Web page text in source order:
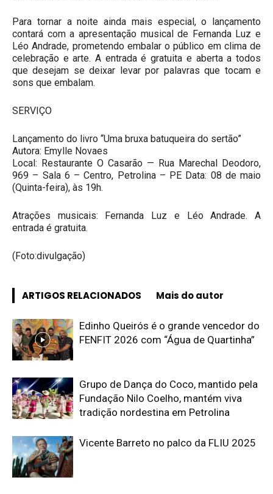
Para tornar a noite ainda mais especial, o lançamento
contará com a apresentação musical de Fernanda Luz e
Léo Andrade, prometendo embalar o público em clima de
celebração e arte. A entrada é gratuita e aberta a todos
que desejam se deixar levar por palavras que tocam e
sons que embalam.
SERVIÇO
Lançamento do livro “Uma bruxa batuqueira do sertão”
Autora: Emylle Novaes
Local: Restaurante O Casarão — Rua Marechal Deodoro,
969 – Sala 6 – Centro, Petrolina – PE Data: 08 de maio
(Quinta-feira), às 19h.
Atrações musicais: Fernanda Luz e Léo Andrade. A
entrada é gratuita.
(Foto:divulgação)
ARTIGOS RELACIONADOS Mais do autor
Edinho Queirós é o grande vencedor do
FENFIT 2026 com “Água de Quartinha”
Grupo de Dança do Coco, mantido pela
Fundação Nilo Coelho, mantém viva
tradição nordestina em Petrolina
Vicente Barreto no palco da FLIU 2025